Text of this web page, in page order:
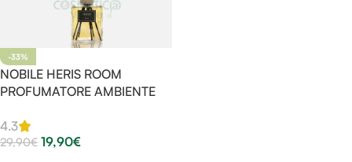
-33%
NOBILE HERIS ROOM
PROFUMATORE AMBIENTE
4.3
29,90€ 19,90€